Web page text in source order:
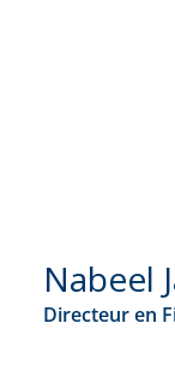
Nabeel
Directeur en